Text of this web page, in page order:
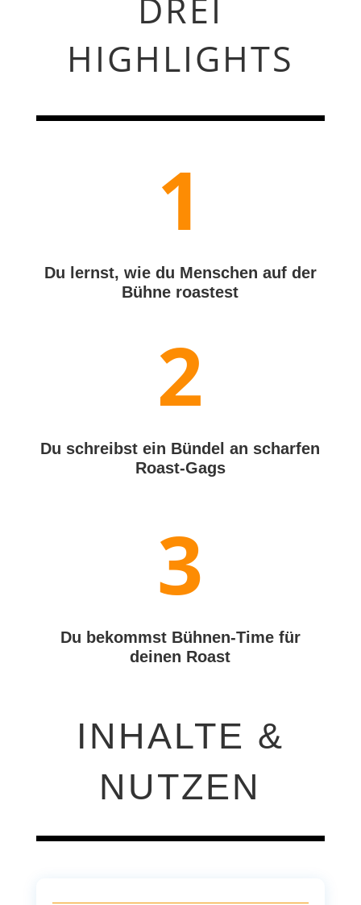
DREI
HIGHLIGHTS
1
Du lernst, wie du Menschen auf der
Bühne roastest
2
Du schreibst ein Bündel an scharfen
Roast-Gags
3
Du bekommst Bühnen-Time für
deinen Roast
INHALTE &
NUTZEN